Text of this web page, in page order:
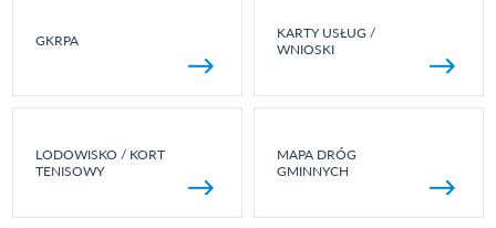
GKRPA
KARTY USŁUG /
WNIOSKI
LODOWISKO / KORT
TENISOWY
MAPA DRÓG
GMINNYCH